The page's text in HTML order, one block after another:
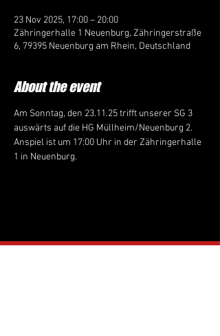
23 Nov 2025, 17:00 – 20:00
Zähringerhalle 1 Neuenburg, Zähringerstraße
6, 79395 Neuenburg am Rhein, Deutschland
About the event
Am Sonntag, den 23.11.25 trifft unserer SG 3
auswärts auf die HG Müllheim/Neuenburg 2.
Anspiel ist um 17:00 Uhr in der Zähringerhalle
1 in Neuenburg.